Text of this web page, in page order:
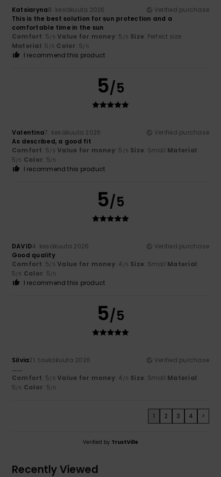
Katsiaryna8. kesäkuuta 2026
Verified purchase
This is the best solution for sun protection and a
comfortable time in the sun
Comfort: 5/5 Value for money: 5 /5 Size: Perfect size
Material: 5 /5 Color: 5/5
I recommend this product
5/5
Valentina7. kesäkuuta 2026
Verified purchase
As described, a good fit
Comfort: 5/5 Value for money: 5 /5 Size: Small Material:
5/5 Color: 5/5
I recommend this product
5/5
DAVID4. kesäkuuta 2026
Verified purchase
Good quality
Comfort: 5/5 Value for money: 4 /5 Size: Small Material:
5/5 Color: 5/5
I recommend this product
5/5
Silvia21. toukokuuta 2026
Verified purchase
…….
Comfort: 5/5 Value for money: 4 /5 Size: Small Material:
5/5 Color: 5/5
1 2 3 4 >
Verified by TrustVille
Recently Viewed